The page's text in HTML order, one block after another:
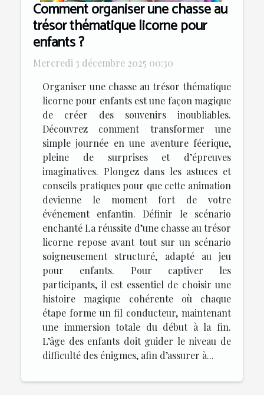
Comment organiser une chasse au
trésor thématique licorne pour
enfants ?
Mercredi 3 décembre 2025 00:30
Organiser une chasse au trésor thématique
licorne pour enfants est une façon magique
de créer des souvenirs inoubliables.
Découvrez comment transformer une
simple journée en une aventure féerique,
pleine de surprises et d’épreuves
imaginatives. Plongez dans les astuces et
conseils pratiques pour que cette animation
devienne le moment fort de votre
événement enfantin. Définir le scénario
enchanté La réussite d’une chasse au trésor
licorne repose avant tout sur un scénario
soigneusement structuré, adapté au jeu
pour enfants. Pour captiver les
participants, il est essentiel de choisir une
histoire magique cohérente où chaque
étape forme un fil conducteur, maintenant
une immersion totale du début à la fin.
L’âge des enfants doit guider le niveau de
difficulté des énigmes, afin d’assurer à...